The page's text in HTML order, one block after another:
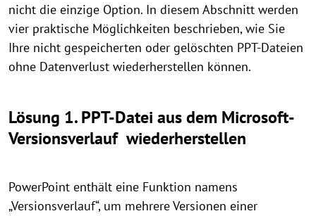
nicht die einzige Option. In diesem Abschnitt werden
vier praktische Möglichkeiten beschrieben, wie Sie
Ihre nicht gespeicherten oder gelöschten PPT-Dateien
ohne Datenverlust wiederherstellen können.
Lösung 1. PPT-Datei aus dem Microsoft-
Versionsverlauf wiederherstellen
PowerPoint enthält eine Funktion namens
„Versionsverlauf“, um mehrere Versionen einer